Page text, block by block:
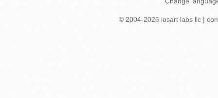
© 2004-2026 iosart labs llc |